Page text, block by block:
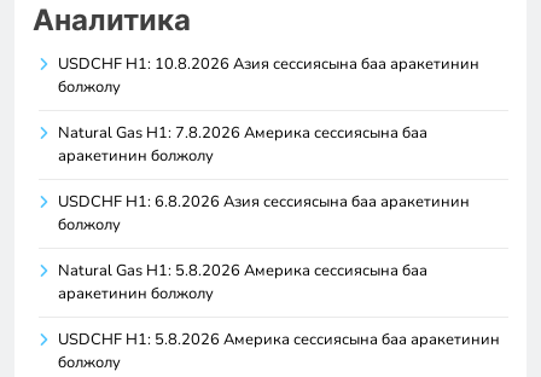
Аналитика
USDCHF H1: 10.8.2026 Азия сессиясына баа аракетинин
болжолу
Natural Gas H1: 7.8.2026 Америка сессиясына баа
аракетинин болжолу
USDCHF H1: 6.8.2026 Азия сессиясына баа аракетинин
болжолу
Natural Gas H1: 5.8.2026 Америка сессиясына баа
аракетинин болжолу
USDCHF H1: 5.8.2026 Америка сессиясына баа аракетинин
болжолу